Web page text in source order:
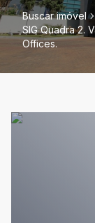
Buscar imóvel
SIG Quadra 2.
Offices.